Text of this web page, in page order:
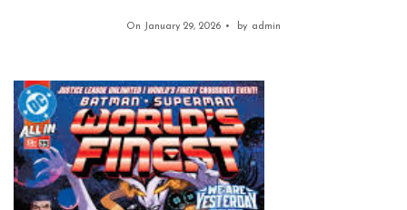
On January 29, 2026 by admin